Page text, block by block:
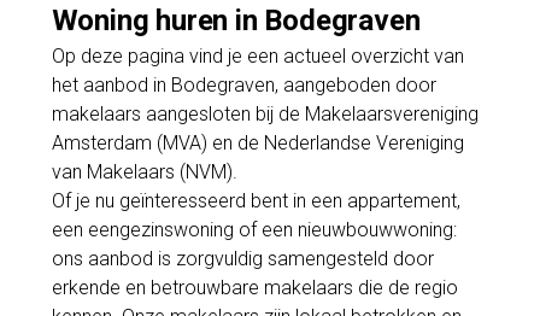
Woning huren in Bodegraven
Op deze pagina vind je een actueel overzicht van
het aanbod in Bodegraven, aangeboden door
makelaars aangesloten bij de Makelaarsvereniging
Amsterdam (MVA) en de Nederlandse Vereniging
van Makelaars (NVM).
Of je nu geïnteresseerd bent in een appartement,
een eengezinswoning of een nieuwbouwwoning:
ons aanbod is zorgvuldig samengesteld door
erkende en betrouwbare makelaars die de regio